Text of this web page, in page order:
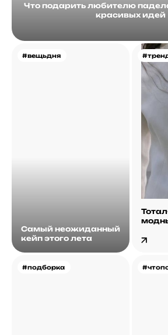
Что подарить любителю
красивых идей
#вещьдня
Самый неожиданный
кейп этого лета
#подборка